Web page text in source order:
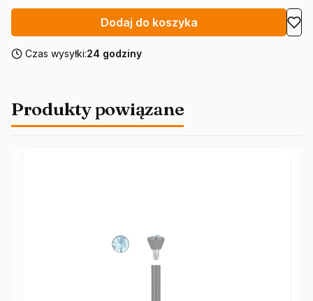
Dodaj do koszyka
Czas wysyłki:24 godziny
Produkty powiązane